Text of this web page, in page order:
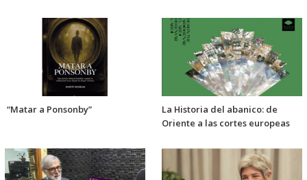
“Matar a Ponsonby”
La Historia del abanico: de
Oriente a las cortes europeas